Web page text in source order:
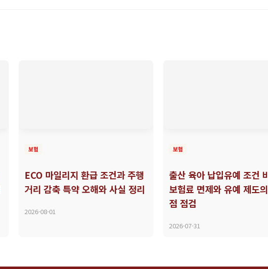
보험
ECO 마일리지 환급 조건과 주행
거리 감축 특약 오해와 사실 정리
2026-08-01
보험
출산 육아 납입유예 조건
보험료 면제와 유예 제도
점 점검
2026-07-31